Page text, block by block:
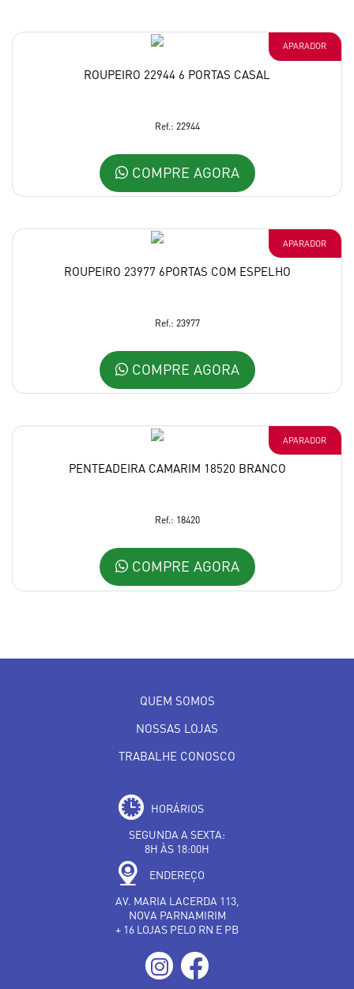
APARADOR
ROUPEIRO 22944 6 PORTAS CASAL
Ref.: 22944
COMPRE AGORA
APARADOR
ROUPEIRO 23977 6PORTAS COM ESPELHO
Ref.: 23977
COMPRE AGORA
APARADOR
PENTEADEIRA CAMARIM 18520 BRANCO
Ref.: 18420
COMPRE AGORA
QUEM SOMOS
NOSSAS LOJAS
TRABALHE CONOSCO
HORÁRIOS
SEGUNDA A SEXTA:
8H ÀS 18:00H
ENDEREÇO
AV. MARIA LACERDA 113,
NOVA PARNAMIRIM
+ 16 LOJAS PELO RN E PB